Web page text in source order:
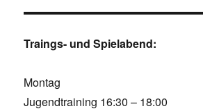
Traings- und Spielabend:
Montag
Jugendtraining 16:30 – 18:00